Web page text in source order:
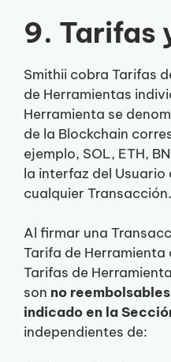
9. Tarifas
Smithii cobra Tarifas
de Herramientas
Herramienta se
de la Blockchain
ejemplo, SOL, ETH,
la interfaz del Usuario
cualquier Transacción.
Al firmar una
Tarifa de
Tarifas de
son no
indicado en la
independientes de: